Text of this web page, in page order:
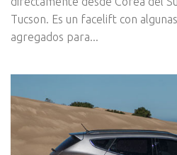
Tucson. Es un facelift con
agregados para...